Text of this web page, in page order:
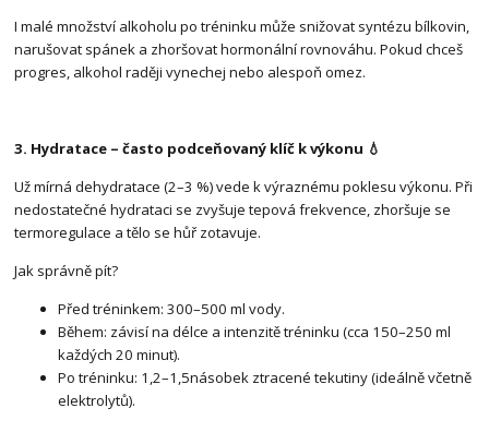
I malé množství alkoholu po tréninku může snižovat syntézu bílkovin,
narušovat spánek a zhoršovat hormonální rovnováhu. Pokud chceš
progres, alkohol raději vynechej nebo alespoň omez.
3. Hydratace – často podceňovaný klíč k výkonu 💧
Už mírná dehydratace (2–3 %) vede k výraznému poklesu výkonu. Při
nedostatečné hydrataci se zvyšuje tepová frekvence, zhoršuje se
termoregulace a tělo se hůř zotavuje.
Jak správně pít?
Před tréninkem: 300–500 ml vody.
Během: závisí na délce a intenzitě tréninku (cca 150–250 ml
každých 20 minut).
Po tréninku: 1,2–1,5násobek ztracené tekutiny (ideálně včetně
elektrolytů).